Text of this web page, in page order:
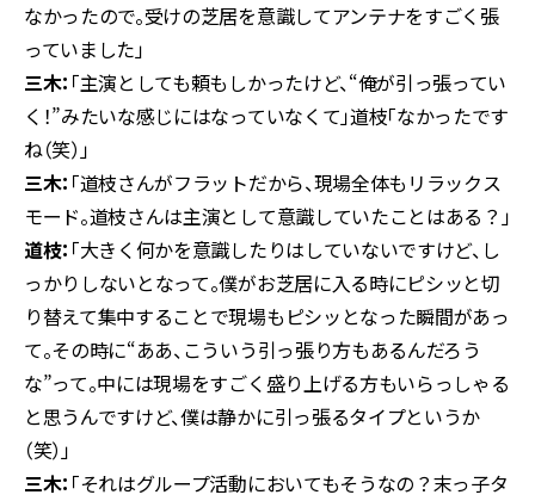
なかったので。受けの芝居を意識してアンテナをすごく張
っていました」
三木： 「主演としても頼もしかったけど、“俺が引っ張ってい
く！”みたいな感じにはなっていなくて」道枝「なかったです
ね（笑）」
三木： 「道枝さんがフラットだから、現場全体もリラックス
モード。道枝さんは主演として意識していたことはある？」
道枝： 「大きく何かを意識したりはしていないですけど、し
っかりしないとなって。僕がお芝居に入る時にピシッと切
り替えて集中することで現場もピシッとなった瞬間があっ
て。その時に“ああ、こういう引っ張り方もあるんだろう
な”って。中には現場をすごく盛り上げる方もいらっしゃる
と思うんですけど、僕は静かに引っ張るタイプというか
（笑）」
三木： 「それはグループ活動においてもそうなの？末っ子タ